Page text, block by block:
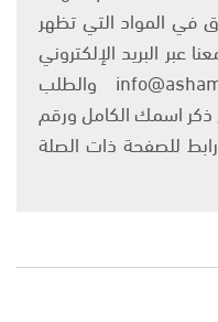
في المواد التي تظهر
عبر البريد الإلكتروني
على العنوان التالي: info@ashams.com والطلب
ذكر اسمك الكامل ورقم
للصفحة ذات الصلة